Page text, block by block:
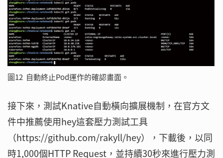
圖12 自動終止Pod運作的確認畫面。
接下來，測試Knative自動橫向擴展機制，在官方文
件中推薦使用hey這套壓力測試工具
（https://github.com/rakyll/hey），下載後，以同
時1,000個HTTP Request，並持續30秒來進行壓力測